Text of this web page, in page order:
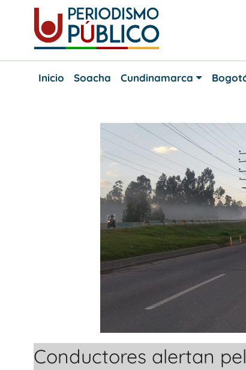
content
Periodismo
Noticias
Inicio
Soacha Cundinamarca
Conductores alertan